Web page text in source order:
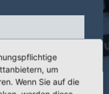
um
Wenn Sie auf die